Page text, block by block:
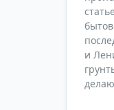
и